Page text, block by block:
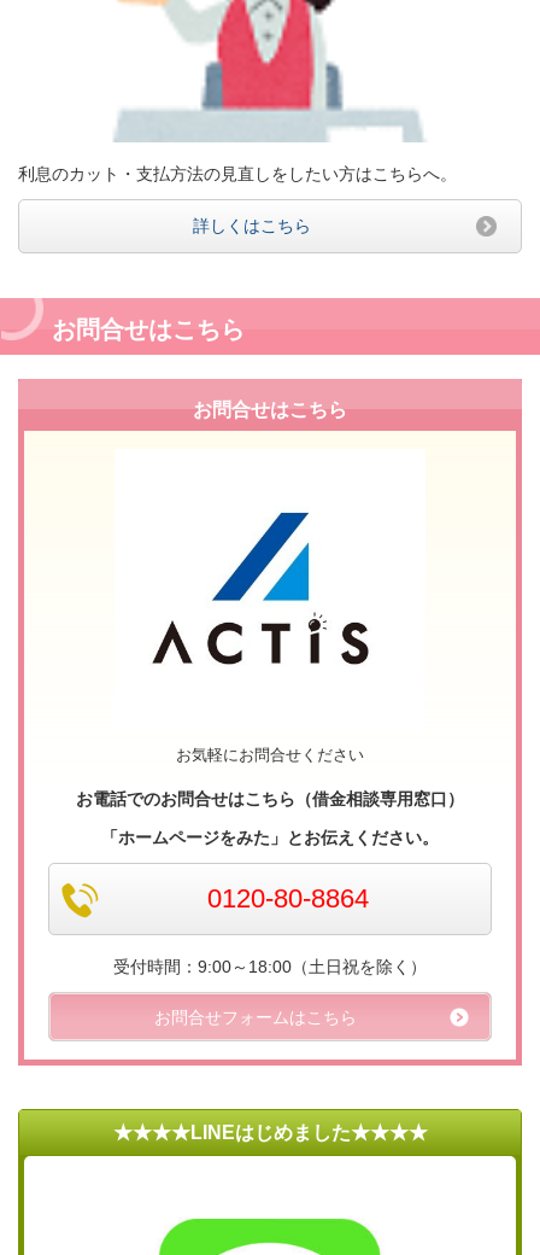
利息のカット・支払方法の見直しをしたい方はこちらへ。
詳しくはこちら
お問合せはこちら
お問合せはこちら
お気軽にお問合せください
お電話でのお問合せはこちら（借金相談専用窓口）
「ホームページをみた」とお伝えください。
0120-80-8864
受付時間：9:00～18:00（土日祝を除く）
お問合せフォームはこちら
★★★★LINEはじめました★★★★